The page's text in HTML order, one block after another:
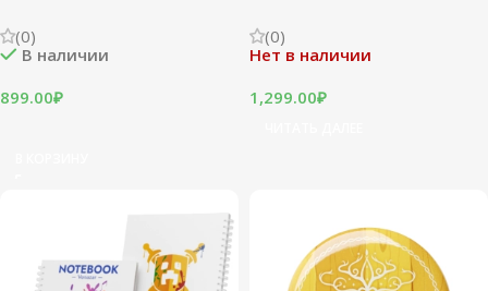
(0)
В наличии
899.00₽
(0)
Нет в наличии
1,299.00₽